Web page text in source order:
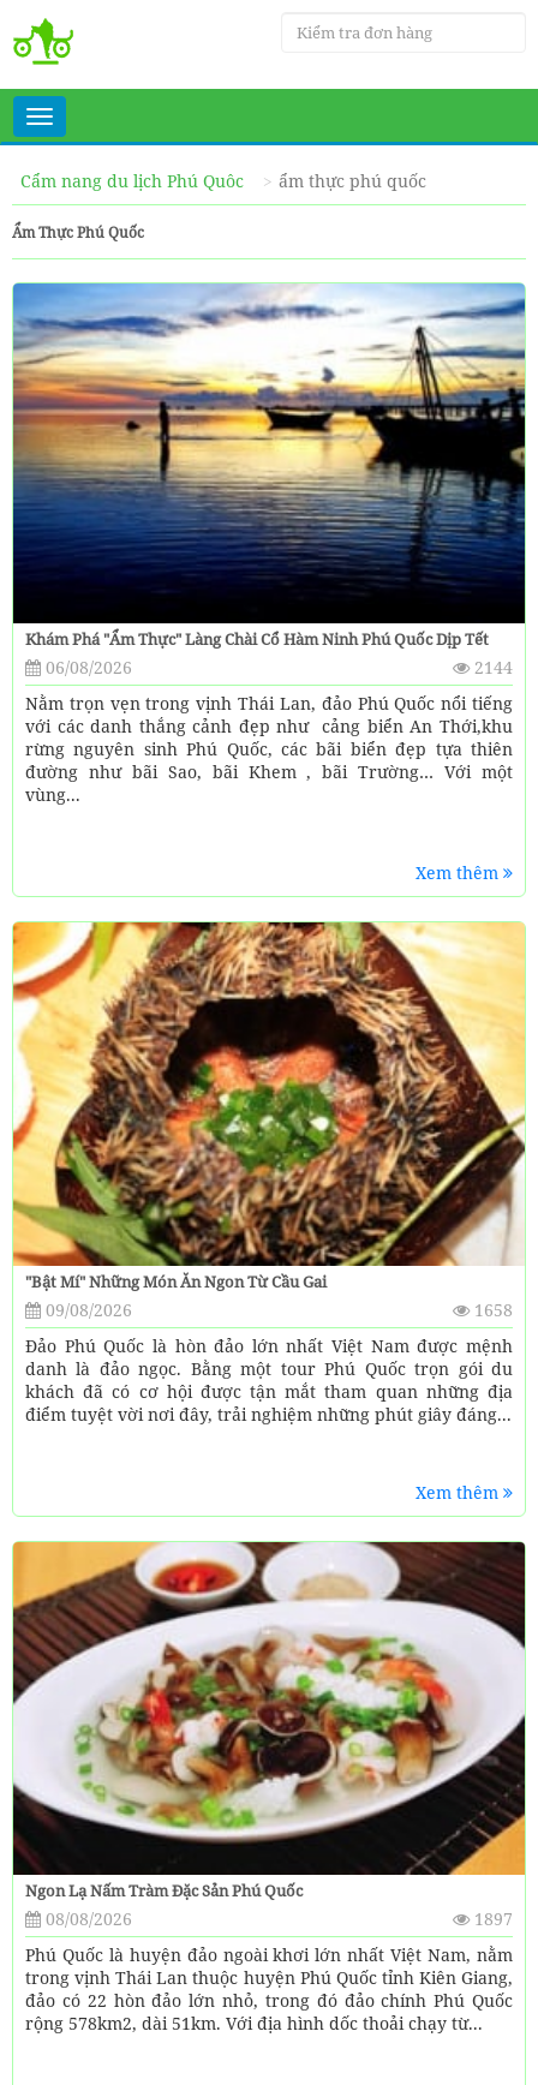
Toggle
navigation
Cẩm nang du lịch Phú Quôc
ẩm thực phú quốc
Ẩm Thực Phú Quốc
Khám Phá "ẩm Thực" Làng Chài Cổ Hàm Ninh Phú Quốc Dịp Tết
06/08/2026
2144
Nằm trọn vẹn trong vịnh Thái Lan, đảo Phú Quốc nổi tiếng
với các danh thắng cảnh đẹp như cảng biển An Thới,khu
rừng nguyên sinh Phú Quốc, các bãi biển đẹp tựa thiên
đường như bãi Sao, bãi Khem , bãi Trường… Với một
vùng...
Xem thêm
"Bật Mí" Những Món Ăn Ngon Từ Cầu Gai
09/08/2026
1658
Đảo Phú Quốc là hòn đảo lớn nhất Việt Nam được mệnh
danh là đảo ngọc. Bằng một tour Phú Quốc trọn gói du
khách đã có cơ hội được tận mắt tham quan những địa
điểm tuyệt vời nơi đây, trải nghiệm những phút giây đáng...
Xem thêm
Ngon Lạ Nấm Tràm Đặc Sản Phú Quốc
08/08/2026
1897
Phú Quốc là huyện đảo ngoài khơi lớn nhất Việt Nam, nằm
trong vịnh Thái Lan thuộc huyện Phú Quốc tỉnh Kiên Giang,
đảo có 22 hòn đảo lớn nhỏ, trong đó đảo chính Phú Quốc
rộng 578km2, dài 51km. Với địa hình dốc thoải chạy từ...